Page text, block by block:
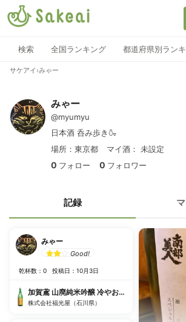
検索 全国ランキング 都道府県別ラン
サケアイ ›みゃー
みゃー
@myumyu
日本酒 呑み歩き🍶
場所：東京都
マイ酒： 未設定
0 フォロー 0 フォロワー
記録
みゃー
Good!
乾杯数：0 投稿日：10月3日
加賀鳶 山廃純米吟醸 冷やおろし
株式会社福光屋（石川県）